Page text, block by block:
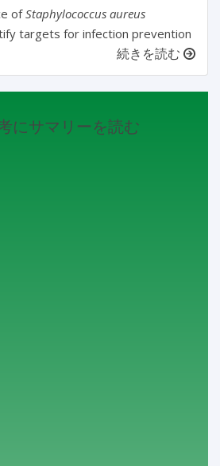
ofStaphylococcus aureus
targets for infection prevention
続きを読む
にサマリーを読む